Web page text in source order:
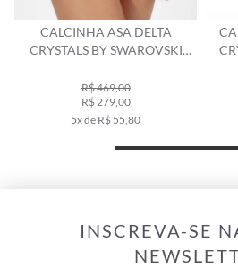
CALCINHA LAÇO MINI UP
CRYSTALS BY SWAROVSKI
R$ 359,00
R$ 219,00
4x de R$ 54,75
INSCREVA-SE